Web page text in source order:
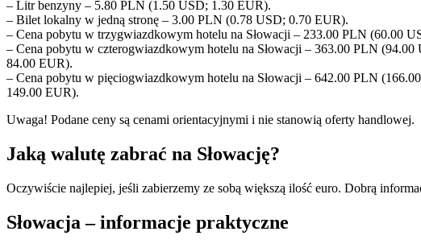
– Litr benzyny – 5.80 PLN (1.50 USD; 1.30 EUR).
– Bilet lokalny w jedną stronę – 3.00 PLN (0.78 USD; 0.70 EUR).
– Cena pobytu w trzygwiazdkowym hotelu na Słowacji – 233.00 PLN (60.00
– Cena pobytu w czterogwiazdkowym hotelu na Słowacji – 363.00 PLN (94.00
84.00 EUR).
– Cena pobytu w pięciogwiazdkowym hotelu na Słowacji – 642.00 PLN
149.00 EUR).
Uwaga! Podane ceny są cenami orientacyjnymi i nie stanowią oferty handlowej.
Jaką walutę zabrać na Słowację?
Oczywiście najlepiej, jeśli zabierzemy ze sobą większą ilość euro. Dobrą
Słowacja – informacje praktyczne